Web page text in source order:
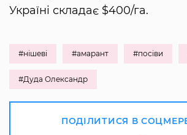
Україні складає $400/га.
#нішеві #амарант #посіви
#Дуда Олександр
ПОДІЛИТИСЯ В